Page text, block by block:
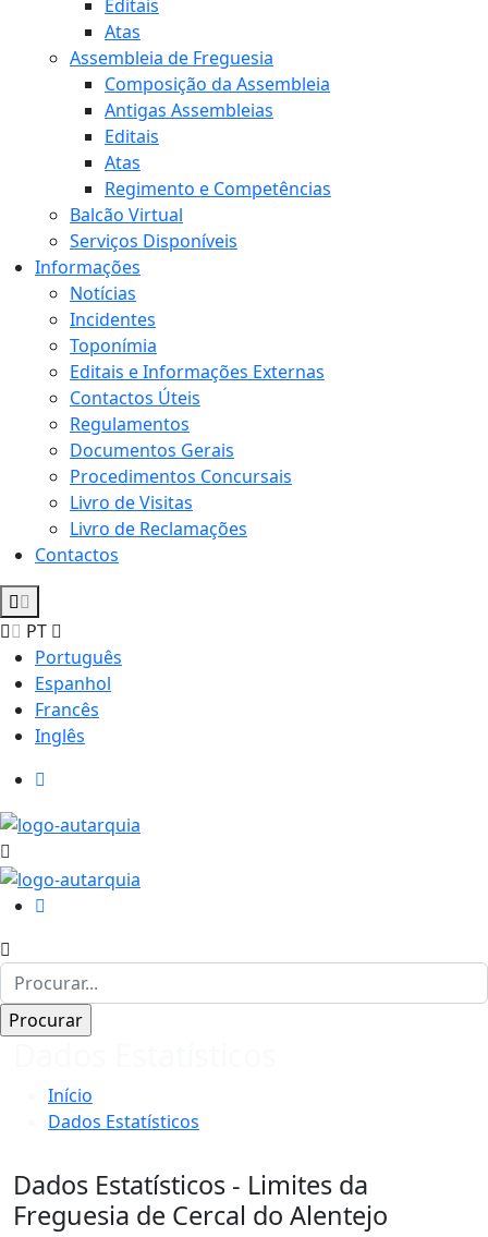
Editais
Atas
Assembleia de Freguesia
Composição da Assembleia
Antigas Assembleias
Editais
Atas
Regimento e Competências
Balcão Virtual
Serviços Disponíveis
Informações
Notícias
Incidentes
Toponímia
Editais e Informações Externas
Contactos Úteis
Regulamentos
Documentos Gerais
Procedimentos Concursais
Livro de Visitas
Livro de Reclamações
Contactos
PT
Português
Espanhol
Francês
Inglês
Início
Dados Estatísticos
Dados Estatísticos - Limites da
Freguesia de Cercal do Alentejo